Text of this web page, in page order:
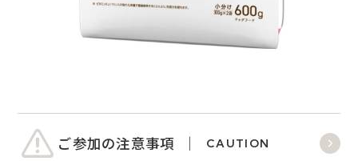
ご参加の注意事項 CAUTION